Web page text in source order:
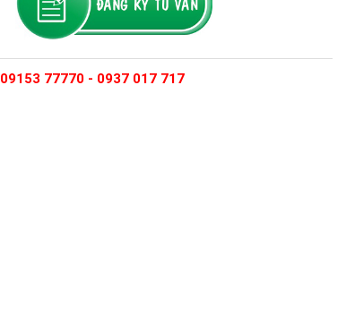
09153 77770 - 0937 017 717